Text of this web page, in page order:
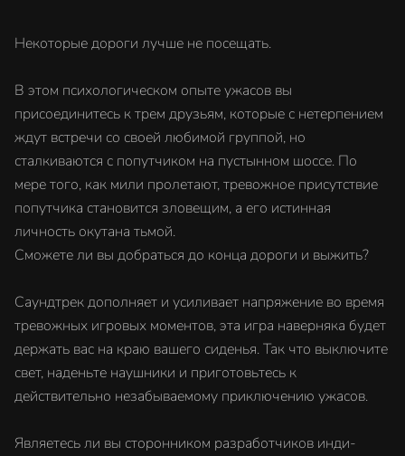
Некоторые дороги лучше не посещать.
В этом психологическом опыте ужасов вы
присоединитесь к трем друзьям, которые с нетерпением
ждут встречи со своей любимой группой, но
сталкиваются с попутчиком на пустынном шоссе. По
мере того, как мили пролетают, тревожное присутствие
попутчика становится зловещим, а его истинная
личность окутана тьмой.
Сможете ли вы добраться до конца дороги и выжить?
Саундтрек дополняет и усиливает напряжение во время
тревожных игровых моментов, эта игра наверняка будет
держать вас на краю вашего сиденья. Так что выключите
свет, наденьте наушники и приготовьтесь к
действительно незабываемому приключению ужасов.
Являетесь ли вы сторонником разработчиков инди-